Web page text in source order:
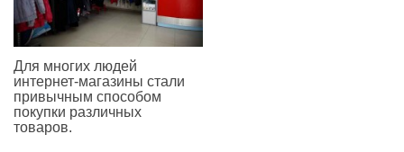
Для многих людей
интернет-магазины стали
привычным способом
покупки различных
товаров.